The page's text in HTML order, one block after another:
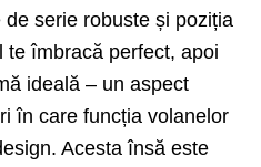
serie robuste și poziția
te îmbracă perfect, apoi
ideală – un aspect
în care funcția volanelor
Acesta însă este